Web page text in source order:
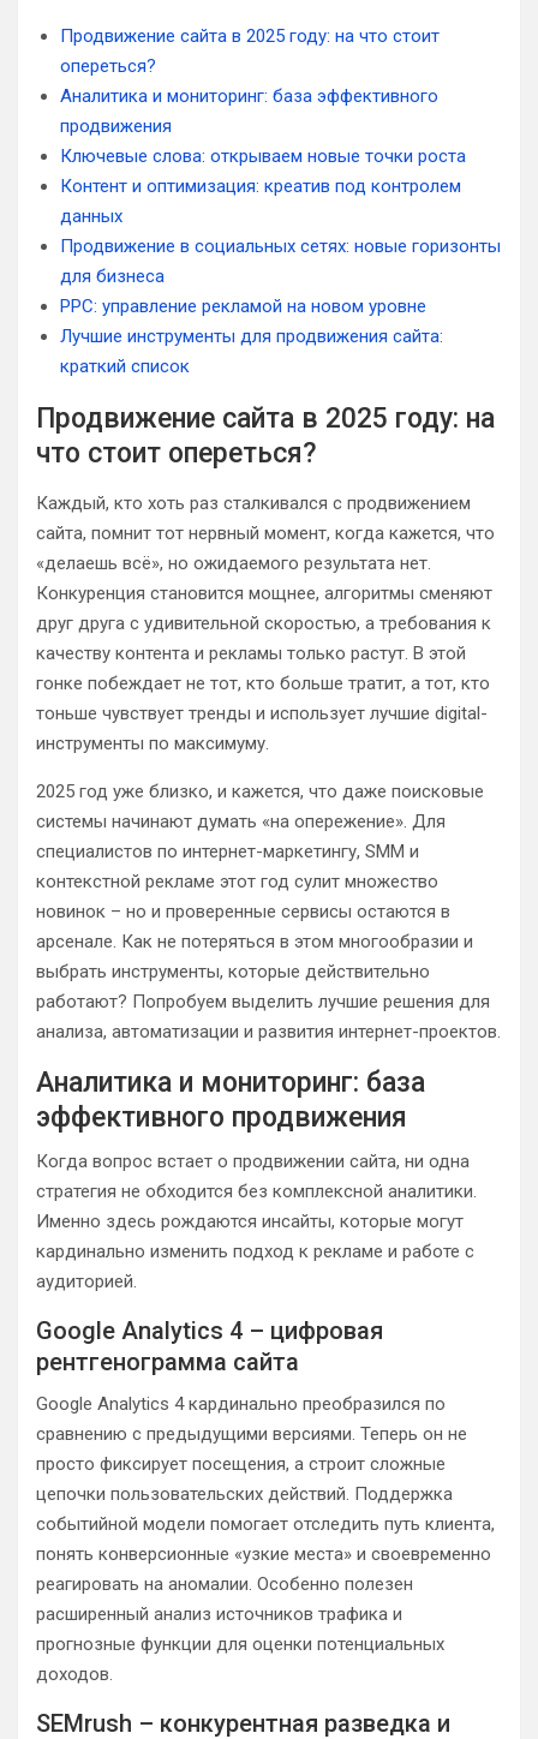
Продвижение сайта в 2025 году: на что стоит
опереться?
Аналитика и мониторинг: база эффективного
продвижения
Ключевые слова: открываем новые точки роста
Контент и оптимизация: креатив под контролем
данных
Продвижение в социальных сетях: новые горизонты
для бизнеса
PPC: управление рекламой на новом уровне
Лучшие инструменты для продвижения сайта:
краткий список
Продвижение сайта в 2025 году: на
что стоит опереться?
Каждый, кто хоть раз сталкивался с продвижением
сайта, помнит тот нервный момент, когда кажется, что
«делаешь всё», но ожидаемого результата нет.
Конкуренция становится мощнее, алгоритмы сменяют
друг друга с удивительной скоростью, а требования к
качеству контента и рекламы только растут. В этой
гонке побеждает не тот, кто больше тратит, а тот, кто
тоньше чувствует тренды и использует лучшие digital-
инструменты по максимуму.
2025 год уже близко, и кажется, что даже поисковые
системы начинают думать «на опережение». Для
специалистов по интернет-маркетингу, SMM и
контекстной рекламе этот год сулит множество
новинок – но и проверенные сервисы остаются в
арсенале. Как не потеряться в этом многообразии и
выбрать инструменты, которые действительно
работают? Попробуем выделить лучшие решения для
анализа, автоматизации и развития интернет-проектов.
Аналитика и мониторинг: база
эффективного продвижения
Когда вопрос встает о продвижении сайта, ни одна
стратегия не обходится без комплексной аналитики.
Именно здесь рождаются инсайты, которые могут
кардинально изменить подход к рекламе и работе с
аудиторией.
Google Analytics 4 – цифровая
рентгенограмма сайта
Google Analytics 4 кардинально преобразился по
сравнению с предыдущими версиями. Теперь он не
просто фиксирует посещения, а строит сложные
цепочки пользовательских действий. Поддержка
событийной модели помогает отследить путь клиента,
понять конверсионные «узкие места» и своевременно
реагировать на аномалии. Особенно полезен
расширенный анализ источников трафика и
прогнозные функции для оценки потенциальных
доходов.
SEMrush – конкурентная разведка и